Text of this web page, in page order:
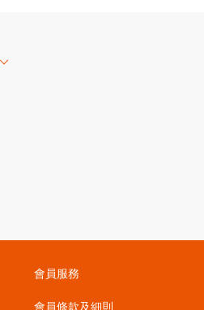
會員服務
會員條款及細則